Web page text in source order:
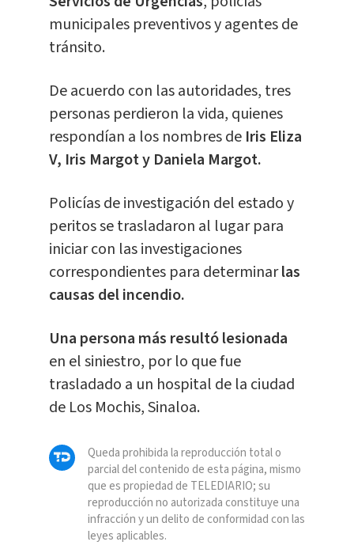
municipales preventivos y agentes de
tránsito.
De acuerdo con las autoridades, tres
personas perdieron la vida, quienes
respondían a los nombres deIris Eliza
V, Iris Margot y Daniela Margot.
Policías de investigación del estado y
peritos se trasladaron al lugar para
iniciar con las investigaciones
correspondientes para determinarlas
causas del incendio.
Una persona más resultó lesionada
en el siniestro, por lo que fue
trasladado a un hospital de la ciudad
de Los Mochis, Sinaloa.
Queda prohibida la reproducción total o
parcial del contenido de esta página, mismo
que es propiedad de TELEDIARIO; su
reproducción no autorizada constituye una
infracción y un delito de conformidad con las
leyes aplicables.